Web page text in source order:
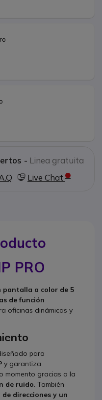
- Linea gratuita
Live Chat
PRO
pantalla a color de 5
de función
oficinas dinámicas y
para
y garantiza
momento gracias a la
de ruido. También
direcciones y un